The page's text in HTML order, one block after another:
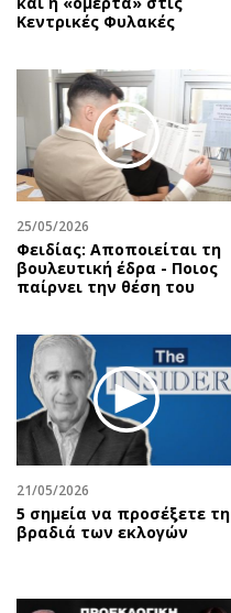
Κεντρικές Φυλακές
25/05/2026
Φειδίας: Αποποιείται τη
βουλευτική έδρα - Ποιος
παίρνει την θέση του
21/05/2026
5 σημεία να προσέξετε τη
βραδιά των εκλογών